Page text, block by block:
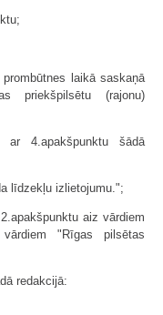
laikā saskaņā
priekšpilsētu (rajonu)
4.apakšpunktu šādā
līdzekļu izlietojumu.";
aiz vārdiem
"Rīgas pilsētas
redakcijā: